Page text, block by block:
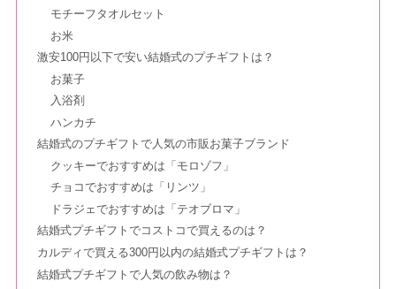
モチーフタオルセット
お米
激安100円以下で安い結婚式のプチギフトは？
お菓子
入浴剤
ハンカチ
結婚式のプチギフトで人気の市販お菓子ブランド
クッキーでおすすめは「モロゾフ」
チョコでおすすめは「リンツ」
ドラジェでおすすめは「テオブロマ」
結婚式プチギフトでコストコで買えるのは？
カルディで買える300円以内の結婚式プチギフトは？
結婚式プチギフトで人気の飲み物は？